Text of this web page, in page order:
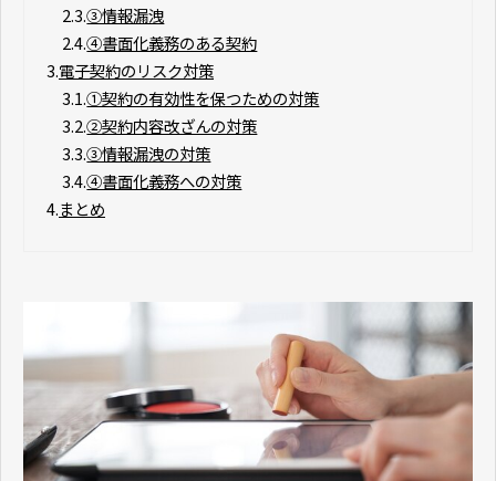
2.3.③情報漏洩
2.4.④書面化義務のある契約
3.電子契約のリスク対策
3.1.①契約の有効性を保つための対策
3.2.②契約内容改ざんの対策
3.3.③情報漏洩の対策
3.4.④書面化義務への対策
4.まとめ